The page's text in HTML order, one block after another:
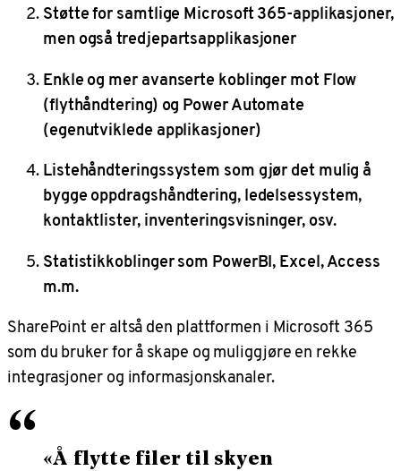
Støtte for samtlige Microsoft 365-applikasjoner,
men også tredjepartsapplikasjoner
Enkle og mer avanserte koblinger mot Flow
(flythåndtering) og Power Automate
(egenutviklede applikasjoner)
Listehåndteringssystem som gjør det mulig å
bygge oppdragshåndtering, ledelsessystem,
kontaktlister, inventeringsvisninger, osv.
Statistikkoblinger som PowerBI, Excel, Access
m.m.
SharePoint er altså den plattformen i Microsoft 365
som du bruker for å skape og muliggjøre en rekke
integrasjoner og informasjonskanaler.
“ «Å flytte filer til skyen